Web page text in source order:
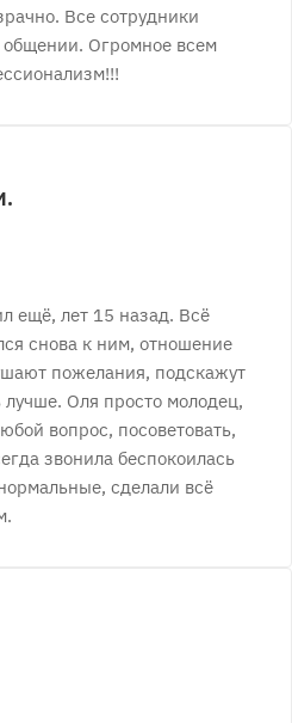
Все сотрудники
Огромное всем
ещё, лет 15 назад. Всё
снова к ним, отношение
пожелания, подскажут
лучше. Оля просто молодец,
вопрос, посоветовать,
звонила беспокоилась
сделали всё